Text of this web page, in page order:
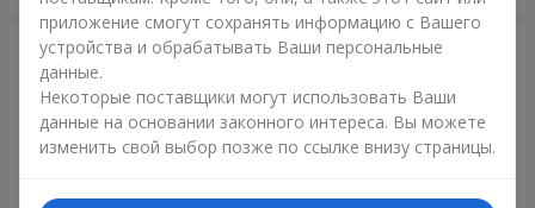
приложение смогут сохранять информацию с Вашего
устройства и обрабатывать Ваши персональные
данные.
Некоторые поставщики могут использовать Ваши
данные на основании законного интереса. Вы можете
изменить свой выбор позже по ссылке внизу страницы.